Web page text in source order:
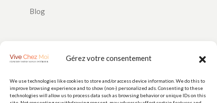
Gérez votre consentement
We use technologies like cookies to store and/or access device information. We do this to
improve browsing experience and to show (non-) personalized ads. Consenting to these
technologies will allow us to process data such as browsing behavior or unique IDs on this
Blog
PAIEMENTS